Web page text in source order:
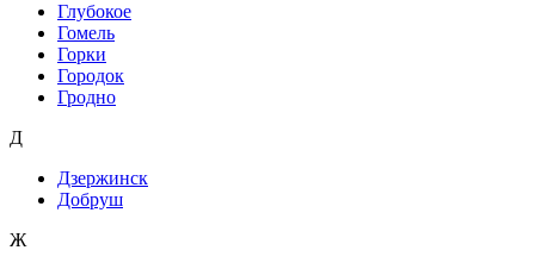
Глубокое
Гомель
Горки
Городок
Гродно
Д
Дзержинск
Добруш
Ж